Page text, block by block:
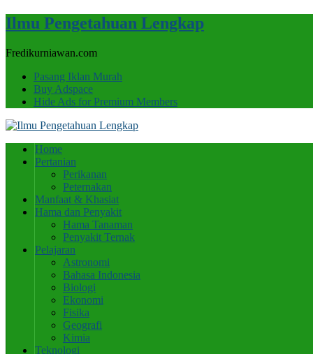
Ilmu Pengetahuan Lengkap
Fredikurniawan.com
Pasang Iklan Murah
Buy Adspace
Hide Ads for Premium Members
Home
Pertanian
Perikanan
Peternakan
Manfaat & Khasiat
Hama dan Penyakit
Hama Tanaman
Penyakit Ternak
Pelajaran
Astronomi
Bahasa Indonesia
Biologi
Ekonomi
Fisika
Geografi
Kimia
Teknologi